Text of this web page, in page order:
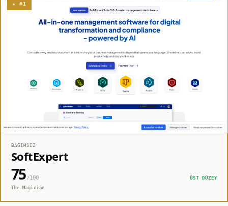
★ #1
BAĞIMSIZ
SoftExpert
75/100
ÜST DÜZEY
The Magician